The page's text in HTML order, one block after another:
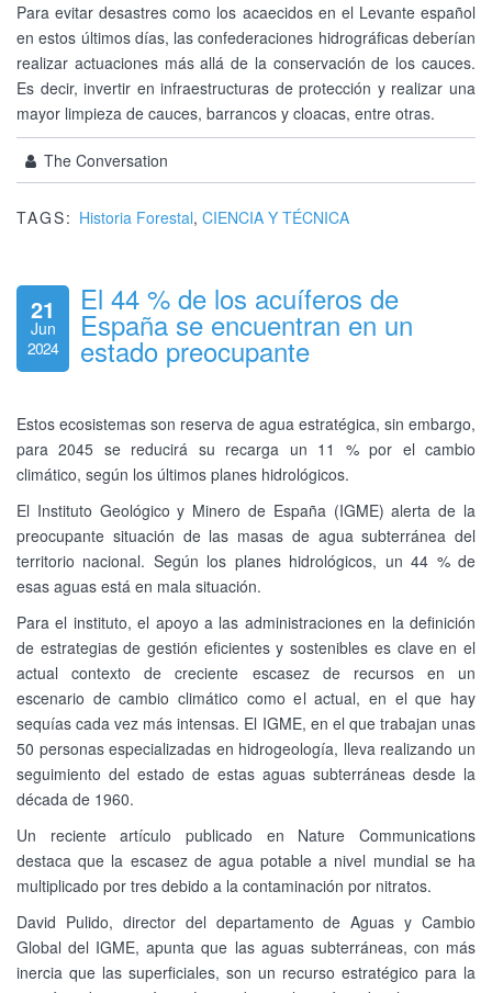
Para evitar desastres como los acaecidos en el Levante español
en estos últimos días, las confederaciones hidrográficas deberían
realizar actuaciones más allá de la conservación de los cauces.
Es decir, invertir en infraestructuras de protección y realizar una
mayor limpieza de cauces, barrancos y cloacas, entre otras.
The Conversation
TAGS: Historia Forestal, CIENCIA Y TÉCNICA
21
Jun
2024
El 44 % de los acuíferos de
España se encuentran en un
estado preocupante
Estos ecosistemas son reserva de agua estratégica, sin embargo,
para 2045 se reducirá su recarga un 11 % por el cambio
climático, según los últimos planes hidrológicos.
El Instituto Geológico y Minero de España (IGME) alerta de la
preocupante situación de las masas de agua subterránea del
territorio nacional. Según los planes hidrológicos, un 44 % de
esas aguas está en mala situación.
Para el instituto, el apoyo a las administraciones en la definición
de estrategias de gestión eficientes y sostenibles es clave en el
actual contexto de creciente escasez de recursos en un
escenario de cambio climático como el actual, en el que hay
sequías cada vez más intensas. El IGME, en el que trabajan unas
50 personas especializadas en hidrogeología, lleva realizando un
seguimiento del estado de estas aguas subterráneas desde la
década de 1960.
Un reciente artículo publicado en Nature Communications
destaca que la escasez de agua potable a nivel mundial se ha
multiplicado por tres debido a la contaminación por nitratos.
David Pulido, director del departamento de Aguas y Cambio
Global del IGME, apunta que las aguas subterráneas, con más
inercia que las superficiales, son un recurso estratégico para la